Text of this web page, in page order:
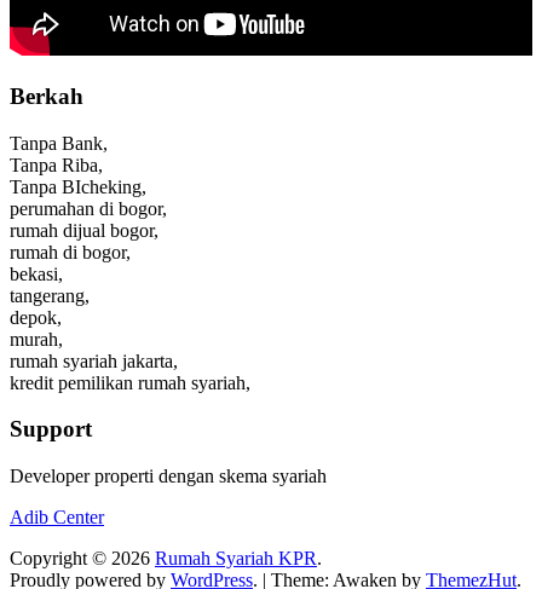
Berkah
Tanpa Bank,
Tanpa Riba,
Tanpa BIcheking,
perumahan di bogor,
rumah dijual bogor,
rumah di bogor,
bekasi,
tangerang,
depok,
murah,
rumah syariah jakarta,
kredit pemilikan rumah syariah,
Support
Developer properti dengan skema syariah
Adib Center
Copyright © 2026 Rumah Syariah KPR.
Proudly powered by WordPress. | Theme: Awaken by ThemezHut.